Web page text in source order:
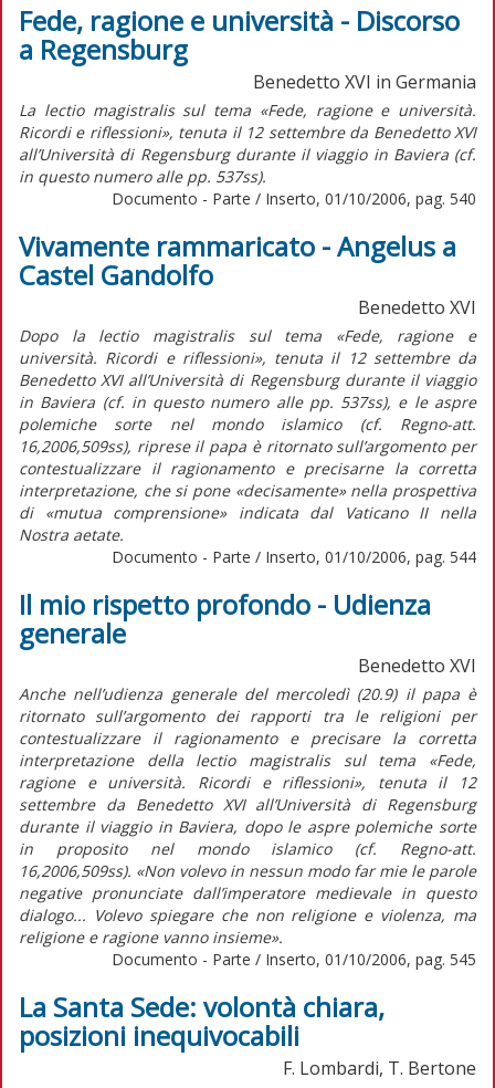
Fede, ragione e università - Discorso
a Regensburg
Benedetto XVI in Germania
La lectio magistralis sul tema «Fede, ragione e università.
Ricordi e riflessioni», tenuta il 12 settembre da Benedetto XVI
all’Università di Regensburg durante il viaggio in Baviera (cf.
in questo numero alle pp. 537ss).
Documento - Parte / Inserto, 01/10/2006, pag. 540
Vivamente rammaricato - Angelus a
Castel Gandolfo
Benedetto XVI
Dopo la lectio magistralis sul tema «Fede, ragione e
università. Ricordi e riflessioni», tenuta il 12 settembre da
Benedetto XVI all’Università di Regensburg durante il viaggio
in Baviera (cf. in questo numero alle pp. 537ss), e le aspre
polemiche sorte nel mondo islamico (cf. Regno-att.
16,2006,509ss), riprese il papa è ritornato sull’argomento per
contestualizzare il ragionamento e precisarne la corretta
interpretazione, che si pone «decisamente» nella prospettiva
di «mutua comprensione» indicata dal Vaticano II nella
Nostra aetate.
Documento - Parte / Inserto, 01/10/2006, pag. 544
Il mio rispetto profondo - Udienza
generale
Benedetto XVI
Anche nell’udienza generale del mercoledì (20.9) il papa è
ritornato sull’argomento dei rapporti tra le religioni per
contestualizzare il ragionamento e precisare la corretta
interpretazione della lectio magistralis sul tema «Fede,
ragione e università. Ricordi e riflessioni», tenuta il 12
settembre da Benedetto XVI all’Università di Regensburg
durante il viaggio in Baviera, dopo le aspre polemiche sorte
in proposito nel mondo islamico (cf. Regno-att.
16,2006,509ss). «Non volevo in nessun modo far mie le parole
negative pronunciate dall’imperatore medievale in questo
dialogo... Volevo spiegare che non religione e violenza, ma
religione e ragione vanno insieme».
Documento - Parte / Inserto, 01/10/2006, pag. 545
La Santa Sede: volontà chiara,
posizioni inequivocabili
F. Lombardi, T. Bertone